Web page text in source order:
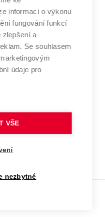
učení
technické
informací o výkonu
fungování funkcí
zlepšení a
Se souhlasem
údaje pro
VŠE
nezbytné